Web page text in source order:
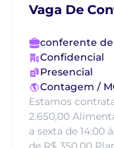
Vaga De
conferente
Confidencial
Presencial
Contagem /
Estamos
2.650,00
a sexta de 14:00